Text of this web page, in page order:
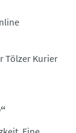
Tölzer Kurier